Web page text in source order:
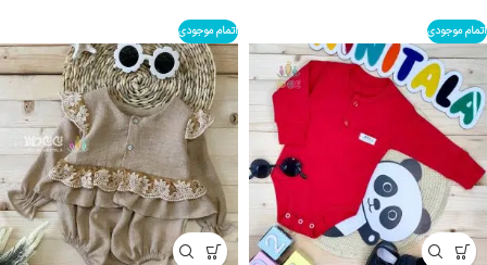
اتمام موجودی اتمام موجودی